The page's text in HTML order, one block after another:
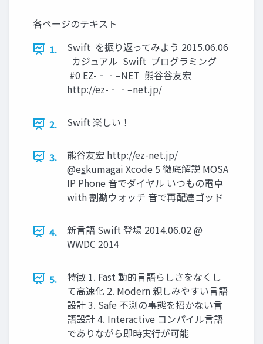
各ページのテキスト
1.
Swift を振り返ってみよう 2015.06.06
カジュアル Swift プログラミング
#0 EZ-‐‑‒NET 熊⾕谷友宏
http://ez-‐‑‒net.jp/
2. Swift 楽しい！
3.
熊谷友宏 http://ez-net.jp/
@es̲kumagai Xcode 5 徹底解説 MOSA
IP Phone 音でダイヤル いつもの電卓
with 割勘ウォッチ 音で再配達ゴッド
4.
新言語 Swift 登場 2014.06.02 @
WWDC 2014
5.
特徴 1. Fast 動的言語らしさをなくし
て高速化 2. Modern 親しみやすい言語
設計 3. Safe 不測の事態を招かない言
語設計 4. Interactive コンパイル言語
でありながら即時実行が可能